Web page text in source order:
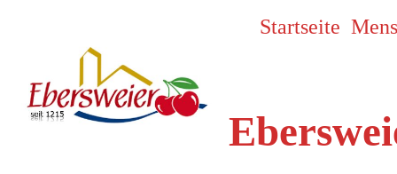
Startseite